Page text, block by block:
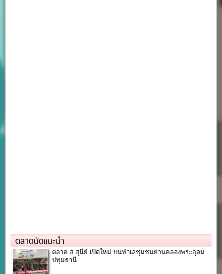
ตลาดนัดแนะนำ
ตลาด ส.สุนีย์ เปิดใหม่ บนทำเลชุมชนย่านคลองพระอุดม
ปทุมธานี